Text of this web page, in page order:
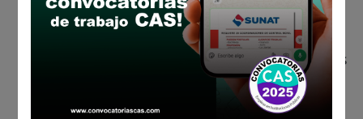
Descarga y revisa a detalle las bases del
Antes de postular, verifica si cumples con los
requisitos para el puesto
Prepara tu documentación y presentalo en